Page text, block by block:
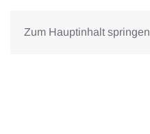
Zum Hauptinhalt springen